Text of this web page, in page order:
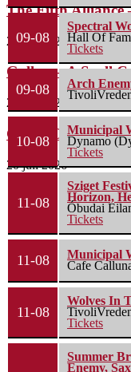
The Fifth Alliance
22 juli 2026
Gallon – A Spell
22 juli 2026
Green Carnation
20 juli 2026
09-08
Spectral
Hall Of
Tickets
09-08
Arch
10-08
Municipal
Dynamo
Tickets
11-08
Sziget
Horizon,
Óbudai
Tickets
11-08
Municipal
Cafe
11-08
Wolves In
Tickets
Summer
Enemy,